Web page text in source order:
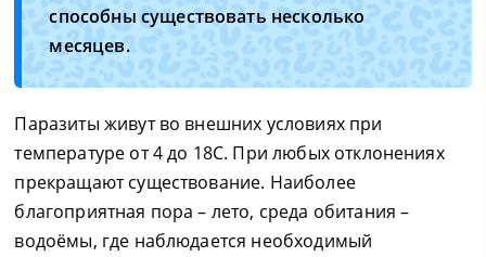
способны существовать несколько
месяцев.
Паразиты живут во внешних условиях при
температуре от 4 до 18C. При любых отклонениях
прекращают существование. Наиболее
благоприятная пора – лето, среда обитания –
водоёмы, где наблюдается необходимый